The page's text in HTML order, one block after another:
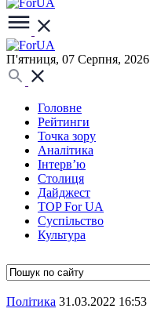
П'ятниця, 07 Серпня, 2026
Головне
Рейтинги
Точка зору
Аналітика
Інтерв’ю
Столиця
Дайджест
TOP For UA
Суспiльство
Культура
Полiтика 31.03.2022 16:53